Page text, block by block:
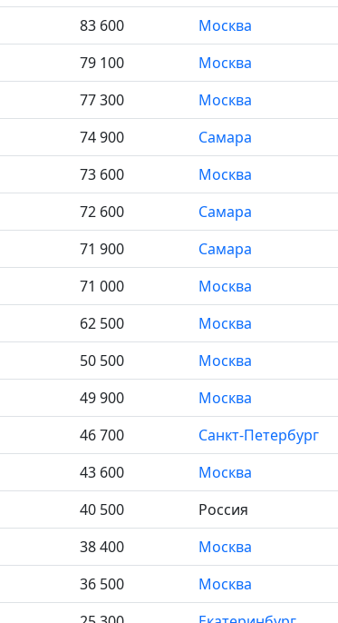
83 600 Москва
79 100 Москва
77 300 Москва
74 900 Самара
73 600 Москва
72 600 Самара
71 900 Самара
71 000 Москва
62 500 Москва
50 500 Москва
49 900 Москва
46 700 Санкт-Петербург
43 600 Москва
40 500 Россия
38 400 Москва
36 500 Москва